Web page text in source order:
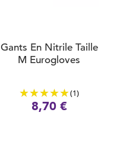
Gants En Nitrile Taille
M Eurogloves
(1)
8,70 €